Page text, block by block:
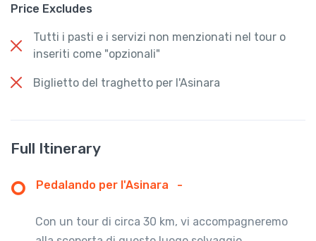
Price Excludes
Tutti i pasti e i servizi non menzionati nel tour o
inseriti come "opzionali"
Biglietto del traghetto per l'Asinara
Full Itinerary
Pedalando per l'Asinara -
Con un tour di circa 30 km, vi accompagneremo